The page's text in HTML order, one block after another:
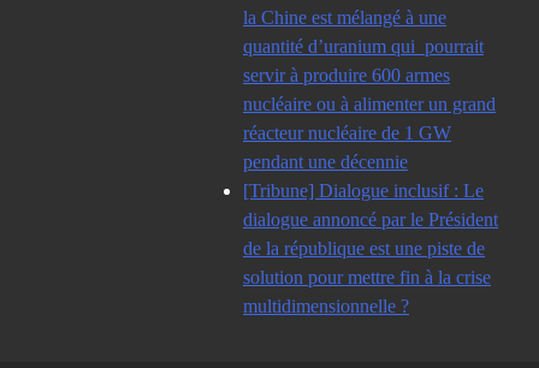
la Chine est mélangé à une
quantité d’uranium qui pourrait
servir à produire 600 armes
nucléaire ou à alimenter un grand
réacteur nucléaire de 1 GW
pendant une décennie
[Tribune] Dialogue inclusif : Le
dialogue annoncé par le Président
de la république est une piste de
solution pour mettre fin à la crise
multidimensionnelle ?